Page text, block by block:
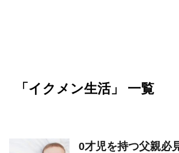
「イクメン生活」 一覧
0才児を持つ父親必